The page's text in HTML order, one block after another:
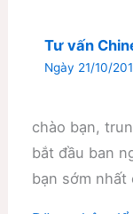
Tư vấn
Ngày 21/10/
chào bạn,
bắt đầu ban
bạn sớm nhất